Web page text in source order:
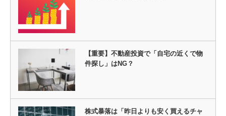
【重要】不動産投資で「自宅の近くで物
件探し」はNG？
株式暴落は「昨日よりも安く買えるチャ